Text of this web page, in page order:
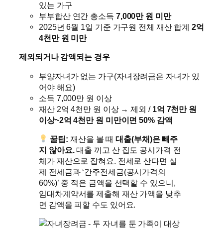
있는 가구
부부합산 연간 총소득 7,000만 원 미만
2025년 6월 1일 기준 가구원 전체 재산 합계2억
4천만 원 미만
제외되거나 감액되는 경우
부양자녀가 없는 가구(자녀장려금은 자녀가 있
어야 해요)
소득 7,000만 원 이상
재산 2억 4천만 원 이상 → 제외 / 1억 7천만 원
이상~2억 4천만 원 미만이면 50% 감액
꿀팁: 재산을 볼 때대출(부채)은 빼주
지 않아요.대출 끼고 산 집도 공시가격 전
체가 재산으로 잡혀요. 전세로 산다면 실
제 전세금과 ‘간주전세금(공시가격의
60%)’ 중 적은 금액을 선택할 수 있으니,
임대차계약서를 제출해 재산 가액을 낮추
면 감액을 피할 수도 있어요.